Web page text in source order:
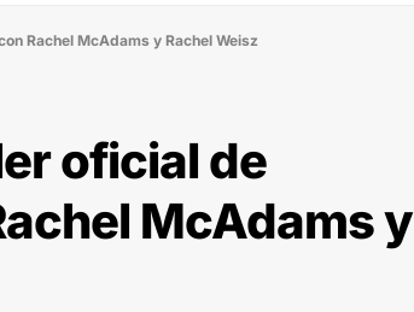
Rachel McAdams y Rachel Weisz
oficial de
McAdams y